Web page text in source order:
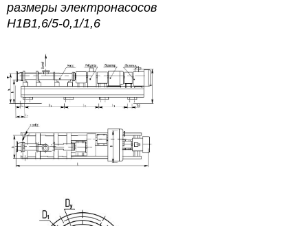
размеры электронасосов
Н1В1,6/5-0,1/1,6